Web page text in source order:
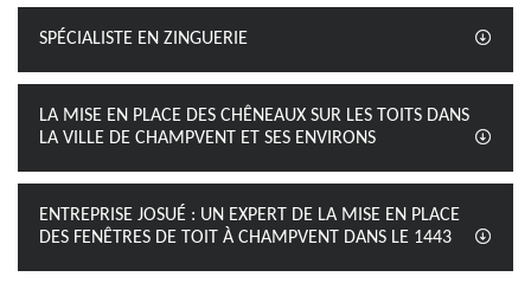
SPÉCIALISTE EN ZINGUERIE
LA MISE EN PLACE DES CHÊNEAUX SUR LES TOITS DANS
LA VILLE DE CHAMPVENT ET SES ENVIRONS
ENTREPRISE JOSUÉ : UN EXPERT DE LA MISE EN PLACE
DES FENÊTRES DE TOIT À CHAMPVENT DANS LE 1443